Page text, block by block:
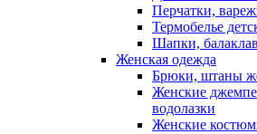
Перчатки,
Термобелье
Шапки,
Женская одежда
Брюки, штаны
Женские
водолазки
Женские